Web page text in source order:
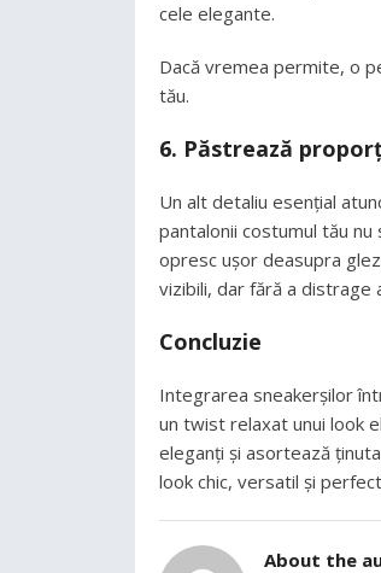
cele elegante.
Dacă vremea permite, o
tău.
6. Păstrează
Un alt detaliu esențial
pantalonii costumul tău
opresc ușor deasupra
vizibili, dar fără a distrage
Concluzie
Integrarea sneakerșilor
un twist relaxat unui look
eleganți și asortează
look chic, versatil și
About the